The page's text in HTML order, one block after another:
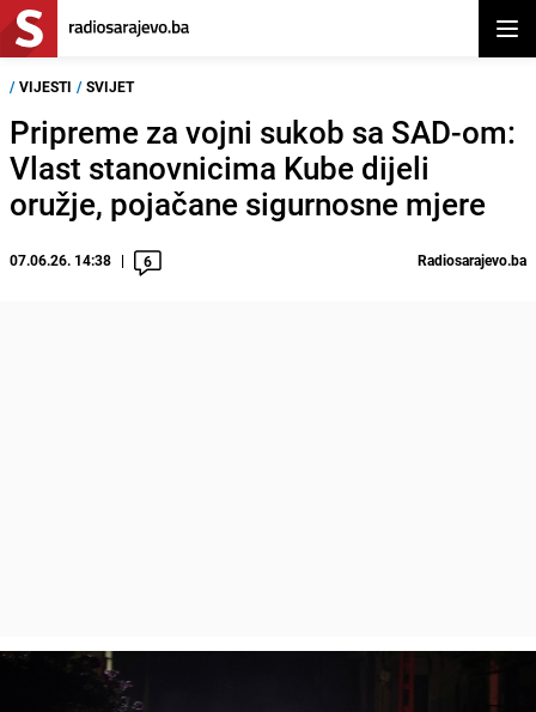
/ VIJESTI / SVIJET
Pripreme za vojni sukob sa SAD-om:
Vlast stanovnicima Kube dijeli
oružje, pojačane sigurnosne mjere
07.06.26. 14:38 6 Radiosarajevo.ba